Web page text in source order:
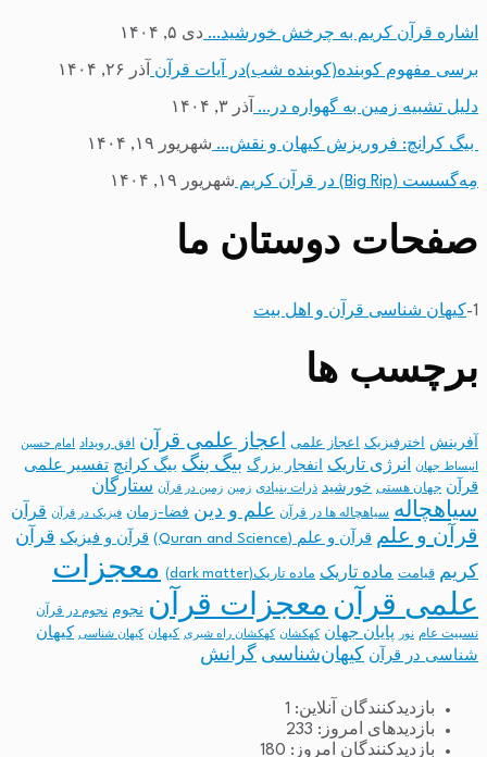
اشاره قرآن کریم به چرخش خورشید… دی ۵, ۱۴۰۴
برسی مفهوم کوبنده(کوبنده شب)در آیات قرآن آذر ۲۶, ۱۴۰۴
دلیل تشبیه زمین به گهواره در… آذر ۳, ۱۴۰۴
بیگ کرانچ: فروریزش کیهان و نقش… شهریور ۱۹, ۱۴۰۴
مِه‌گسست (Big Rip) در قرآن کریم شهریور ۱۹, ۱۴۰۴
صفحات دوستان ما
1- کیهان شناسی قرآن و اهل بیت
برچسب ها
آفرینش اخترفیزیک اعجاز علمی اعجاز علمی قرآن افق رویداد امام حسین
انبساط جهان انرژی تاریک انفجار بزرگ بیگ بنگ بیگ کرانچ تفسیر علمی
قرآن جهان هستی خورشید ذرات بنیادی زمین زمین در قرآن ستارگان
سیاهچاله سیاهچاله ها در قرآن علم و دین فضا-زمان فیزیک در قرآن قرآن
قرآن و علم قرآن و علم (Quran and Science) قرآن و فیزیک قرآن
کریم قیامت ماده تاریک ماده تاریک(dark matter)
معجزات
علمی قرآن معجزات قرآن نجوم نجوم در قرآن
نسبیت عام نور پایان جهان کهکشان کهکشان راه شیری کیهان کیهان شناسی
کیهان
شناسی در قرآن
کیهان‌شناسی گرانش
بازدیدکنندگان آنلاین: 1
بازدیدهای امروز: 233
بازدیدکنندگان امروز: 180